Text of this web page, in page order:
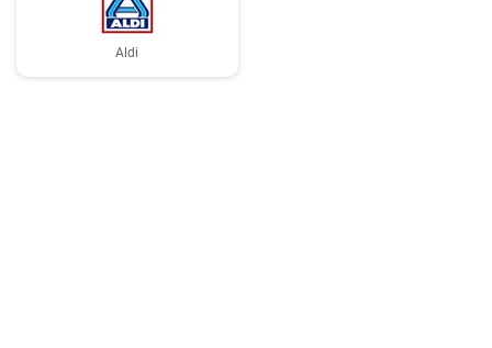
Aldi